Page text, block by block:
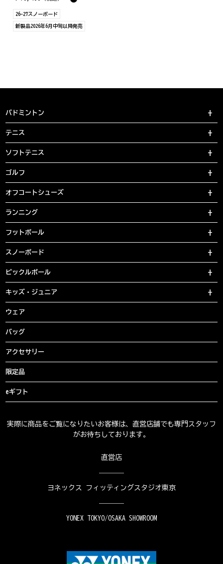
26-27スノーボード
新製品2026年6月中旬以降発売
バドミントン
テニス
ソフトテニス
ゴルフ
オフコートシューズ
ランニング
フットボール
スノーボード
ピックルボール
キッズ・ジュニア
ウェア
バッグ
アクセサリー
限定品
eギフト
実際に商品をご覧になりたいお客様は、直営店舗でも専門スタッフ
がお待ちしております。
直営店
ヨネックス フィッティングスタジオ東京
YONEX TOKYO/OSAKA SHOWROOM